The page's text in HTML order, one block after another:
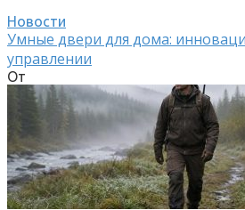
Новости
Умные двери для дома:
управлении
От